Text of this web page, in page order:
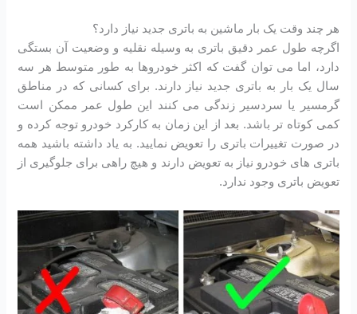
هر چند وقت یک بار ماشین به باتری جدید نیاز دارد؟
اگرچه طول عمر دقیق باتری به وسیله نقلیه و وضعیت آن بستگی
دارد، اما می توان گفت که اکثر خودروها به طور متوسط هر سه
سال یک بار به باتری جدید نیاز دارند. برای کسانی که در مناطق
گرمسیر یا سردسیر زندگی می کنند این طول عمر ممکن است
کمی کوتاه تر باشد. بعد از این زمان به کارکرد خودرو توجه کرده و
در صورت تغییرات باتری را تعویض نمایید. به یاد داشته باشید همه
باتری های خودرو نیاز به تعویض دارند و هیچ راهی برای جلوگیری از
تعویض باتری وجود ندارد.